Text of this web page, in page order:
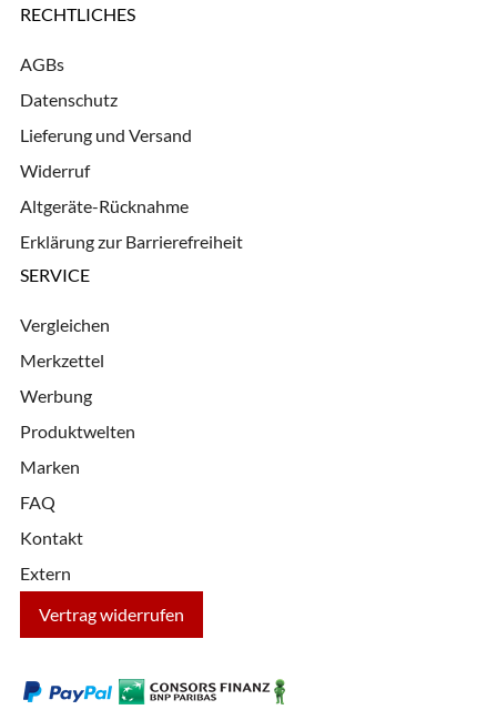
RECHTLICHES
AGBs
Datenschutz
Lieferung und Versand
Widerruf
Altgeräte-Rücknahme
Erklärung zur Barrierefreiheit
SERVICE
Vergleichen
Merkzettel
Werbung
Produktwelten
Marken
FAQ
Kontakt
Extern
Vertrag widerrufen